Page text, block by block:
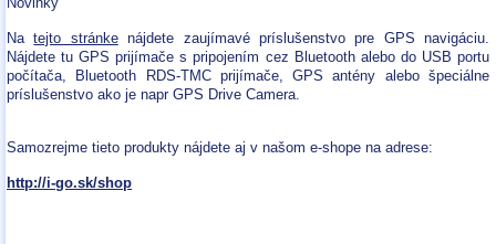
Natejto stránkenájdete zaujímavé príslušenstvo pre GPS navigáciu.
Nájdete tu GPS prijímače s pripojením cez Bluetooth alebo do USB portu
počítača, Bluetooth RDS-TMC prijímače, GPS antény alebo špeciálne
príslušenstvo ako je napr GPS Drive Camera.
Samozrejme tieto produkty nájdete aj v našom e-shope na adrese:
http://i-go.sk/shop